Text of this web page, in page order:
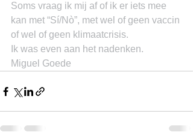
Soms vraag ik mij af of ik er iets mee
kan met “Sí/Nò”, met wel of geen vaccin
of wel of geen klimaatcrisis.
Ik was even aan het nadenken.
Miguel Goede